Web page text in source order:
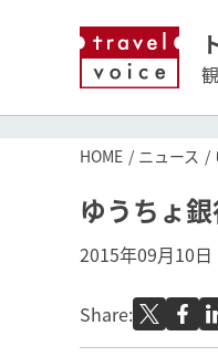
HOME ニュース
ゆうちょ
2015年09月10日
Share: